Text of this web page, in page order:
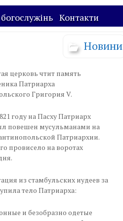
Контакти
Новини
церковь чтит память
Патриарха
Григория V.
году на Пасху Патриарх
повешен мусульманами на
Патриархии.
провисело на воротах
из стамбульских иудеев за
тело Патриарха:
и безобразно одетые